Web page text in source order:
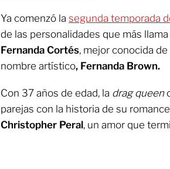
Ya comenzó la segunda temporada
de las personalidades que más
Fernanda Cortés, mejor conocida
nombre artístico, Fernanda Brown.
Con 37 años de edad, la drag queen
parejas con la historia de su
Christopher Peral, un amor que